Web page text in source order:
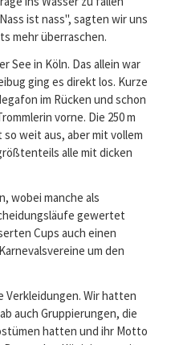
ist nass", sagten wir uns
mehr überraschen.
See in Köln. Das allein war
ging es direkt los. Kurze
im Rücken und schon
vorne. Die 250 m
weit aus, aber mit vollem
alle mit dicken
wobei manche als
gewertet
Cups auch einen
um den
Verkleidungen. Wir hatten
auch Gruppierungen, die
hatten und ihr Motto